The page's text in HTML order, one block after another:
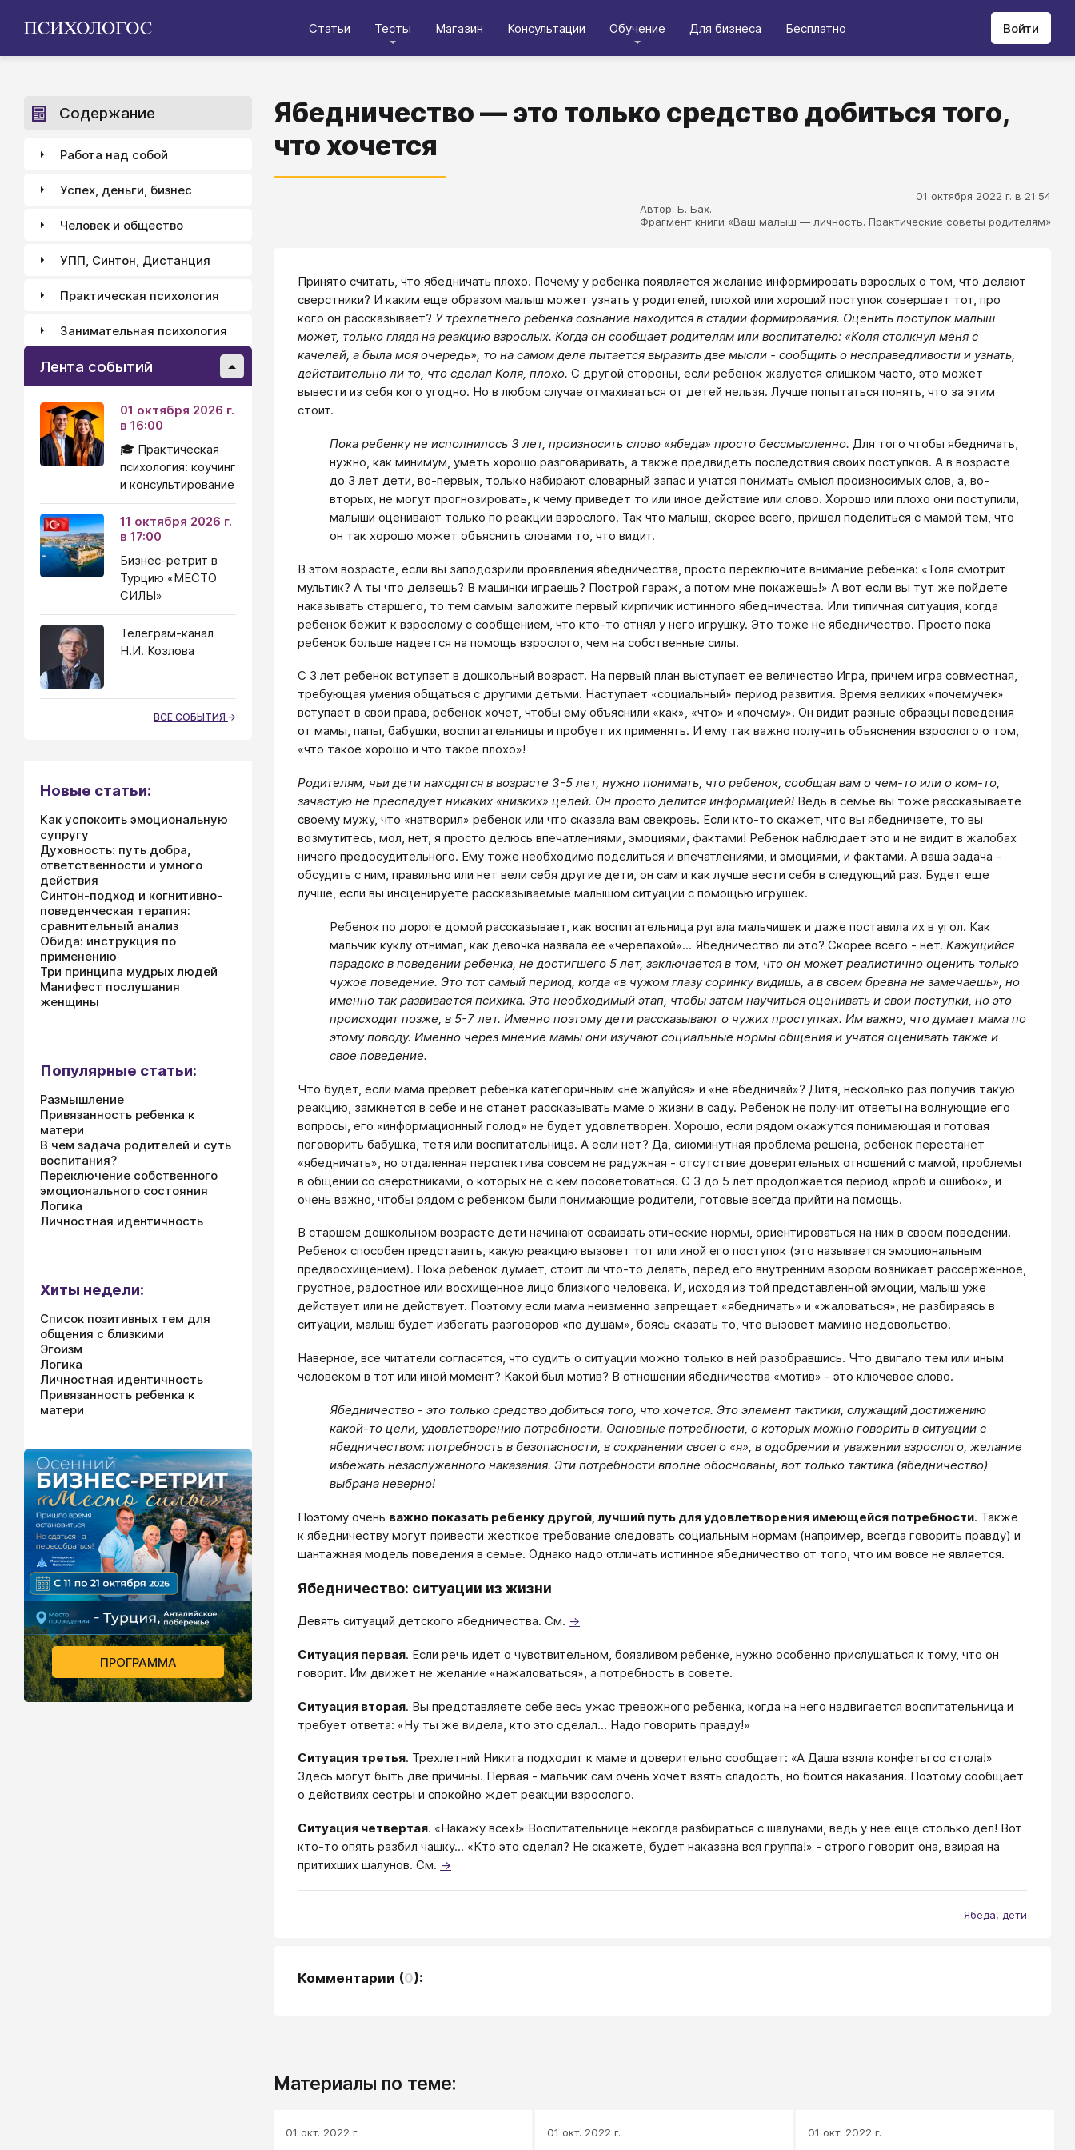
Статьи Тесты Магазин Консультации Обучение Для бизнеса Бесплатно Войти
Ябедничество — это только средство добиться того,
что хочется
01 октября 2022 г. в 21:54
Автор: Б. Бах.​​​​​
Фрагмент книги «Ваш малыш — личность. Практические советы родителям»
Принято считать, что ябедничать плохо. Почему у ребенка появляется желание информировать взрослых о том, что делают
сверстники? И каким еще образом малыш может узнать у родителей, плохой или хороший поступок совершает тот, про
кого он рассказывает? У трехлетнего ребенка сознание находится в стадии формирования. Оценить поступок малыш
может, только глядя на реакцию взрослых. Когда он сообщает родителям или воспитателю: «Коля столкнул меня с
качелей, а была моя очередь», то на самом деле пытается выразить две мысли - сообщить о несправедливости и узнать,
действительно ли то, что сделал Коля, плохо. С другой стороны, если ребенок жалуется слишком часто, это может
вывести из себя кого угодно. Но в любом случае отмахиваться от детей нельзя. Лучше попытаться понять, что за этим
стоит.
Пока ребенку не исполнилось 3 лет, произносить слово «ябеда» просто бессмысленно. Для того чтобы ябедничать,
нужно, как минимум, уметь хорошо разговаривать, а также предвидеть последствия своих поступков. А в возрасте
до 3 лет дети, во-первых, только набирают словарный запас и учатся понимать смысл произносимых слов, а, во-
вторых, не могут прогнозировать, к чему приведет то или иное действие или слово. Хорошо или плохо они поступили,
малыши оценивают только по реакции взрослого. Так что малыш, скорее всего, пришел поделиться с мамой тем, что
он так хорошо может объяснить словами то, что видит.
В этом возрасте, если вы заподозрили проявления ябедничества, просто переключите внимание ребенка: «Толя смотрит
мультик? А ты что делаешь? В машинки играешь? Построй гараж, а потом мне покажешь!» А вот если вы тут же пойдете
наказывать старшего, то тем самым заложите первый кирпичик истинного ябедничества. Или типичная ситуация, когда
ребенок бежит к взрослому с сообщением, что кто-то отнял у него игрушку. Это тоже не ябедничество. Просто пока
ребенок больше надеется на помощь взрослого, чем на собственные силы.
С 3 лет ребенок вступает в дошкольный возраст. На первый план выступает ее величество Игра, причем игра совместная,
требующая умения общаться с другими детьми. Наступает «социальный» период развития. Время великих «почемучек»
вступает в свои права, ребенок хочет, чтобы ему объяснили «как», «что» и «почему». Он видит разные образцы поведения
от мамы, папы, бабушки, воспитательницы и пробует их применять. И ему так важно получить объяснения взрослого о том,
«что такое хорошо и что такое плохо»!
Родителям, чьи дети находятся в возрасте 3-5 лет, нужно понимать, что ребенок, сообщая вам о чем-то или о ком-то,
зачастую не преследует никаких «низких» целей. Он просто делится информацией! Ведь в семье вы тоже рассказываете
своему мужу, что «натворил» ребенок или что сказала вам свекровь. Если кто-то скажет, что вы ябедничаете, то вы
возмутитесь, мол, нет, я просто делюсь впечатлениями, эмоциями, фактами! Ребенок наблюдает это и не видит в жалобах
ничего предосудительного. Ему тоже необходимо поделиться и впечатлениями, и эмоциями, и фактами. А ваша задача -
обсудить с ним, правильно или нет вели себя другие дети, он сам и как лучше вести себя в следующий раз. Будет еще
лучше, если вы инсценируете рассказываемые малышом ситуации с помощью игрушек.
Ребенок по дороге домой рассказывает, как воспитательница ругала мальчишек и даже поставила их в угол. Как
мальчик куклу отнимал, как девочка назвала ее «черепахой»... Ябедничество ли это? Скорее всего - нет. Кажущийся
парадокс в поведении ребенка, не достигшего 5 лет, заключается в том, что он может реалистично оценить только
чужое поведение. Это тот самый период, когда «в чужом глазу соринку видишь, а в своем бревна не замечаешь», но
именно так развивается психика. Это необходимый этап, чтобы затем научиться оценивать и свои поступки, но это
происходит позже, в 5-7 лет. Именно поэтому дети рассказывают о чужих проступках. Им важно, что думает мама по
этому поводу. Именно через мнение мамы они изучают социальные нормы общения и учатся оценивать также и
свое поведение.
Что будет, если мама прервет ребенка категоричным «не жалуйся» и «не ябедничай»? Дитя, несколько раз получив такую
реакцию, замкнется в себе и не станет рассказывать маме о жизни в саду. Ребенок не получит ответы на волнующие его
вопросы, его «информационный голод» не будет удовлетворен. Хорошо, если рядом окажутся понимающая и готовая
поговорить бабушка, тетя или воспитательница. А если нет? Да, сиюминутная проблема решена, ребенок перестанет
«ябедничать», но отдаленная перспектива совсем не радужная - отсутствие доверительных отношений с мамой, проблемы
в общении со сверстниками, о которых не с кем посоветоваться. С 3 до 5 лет продолжается период «проб и ошибок», и
очень важно, чтобы рядом с ребенком были понимающие родители, готовые всегда прийти на помощь.
В старшем дошкольном возрасте дети начинают осваивать этические нормы, ориентироваться на них в своем поведении.
Ребенок способен представить, какую реакцию вызовет тот или иной его поступок (это называется эмоциональным
предвосхищением). Пока ребенок думает, стоит ли что-то делать, перед его внутренним взором возникает рассерженное,
грустное, радостное или восхищенное лицо близкого человека. И, исходя из той представленной эмоции, малыш уже
действует или не действует. Поэтому если мама неизменно запрещает «ябедничать» и «жаловаться», не разбираясь в
ситуации, малыш будет избегать разговоров «по душам», боясь сказать то, что вызовет мамино недовольство.
Наверное, все читатели согласятся, что судить о ситуации можно только в ней разобравшись. Что двигало тем или иным
человеком в тот или иной момент? Какой был мотив? В отношении ябедничества «мотив» - это ключевое слово.
Ябедничество - это только средство добиться того, что хочется. Это элемент тактики, служащий достижению
какой-то цели, удовлетворению потребности. Основные потребности, о которых можно говорить в ситуации с
ябедничеством: потребность в безопасности, в сохранении своего «я», в одобрении и уважении взрослого, желание
избежать незаслуженного наказания. Эти потребности вполне обоснованы, вот только тактика (ябедничество)
выбрана неверно!
Поэтому очень важно показать ребенку другой, лучший путь для удовлетворения имеющейся потребности. Также
к ябедничеству могут привести жесткое требование следовать социальным нормам (например, всегда говорить правду) и
шантажная модель поведения в семье. Однако надо отличать истинное ябедничество от того, что им вовсе не является.
Ябедничество: ситуации из жизни
Девять ситуаций детского ябедничества. См. →
Ситуация первая. Если речь идет о чувствительном, боязливом ребенке, нужно особенно прислушаться к тому, что он
говорит. Им движет не желание «нажаловаться», а потребность в совете.
Ситуация вторая. Вы представляете себе весь ужас тревожного ребенка, когда на него надвигается воспитательница и
требует ответа: «Ну ты же видела, кто это сделал... Надо говорить правду!»
Ситуация третья. Трехлетний Никита подходит к маме и доверительно сообщает: «А Даша взяла конфеты со стола!»
Здесь могут быть две причины. Первая - мальчик сам очень хочет взять сладость, но боится наказания. Поэтому сообщает
о действиях сестры и спокойно ждет реакции взрослого.
Ситуация четвертая. «Накажу всех!» Воспитательнице некогда разбираться с шалунами, ведь у нее еще столько дел! Вот
кто-то опять разбил чашку... «Кто это сделал? Не скажете, будет наказана вся группа!» - строго говорит она, взирая на
притихших шалунов. См. →
Ябеда, дети
Комментарии (0):
Материалы по теме:
01 окт. 2022 г. 01 окт. 2022 г. 01 окт. 2022 г.
Содержание
Работа над собой
Успех, деньги, бизнес
Человек и общество
УПП, Синтон, Дистанция
Практическая психология
Занимательная психология
Лента событий
01 октября 2026 г.
в 16:00
🎓 Практическая
психология: коучинг
и консультирование
11 октября 2026 г.
в 17:00
Бизнес-ретрит в
Турцию «МЕСТО
СИЛЫ»
Телеграм-канал
Н.И. Козлова
ВСЕ СОБЫТИЯ
Новые статьи:
Как успокоить эмоциональную
супругу
Духовность: путь добра,
ответственности и умного
действия
Синтон-подход и когнитивно-
поведенческая терапия:
сравнительный анализ
Обида: инструкция по
применению
Три принципа мудрых людей
Манифест послушания
женщины
Популярные статьи:
Размышление
Привязанность ребенка к
матери
В чем задача родителей и суть
воспитания?
Переключение собственного
эмоционального состояния
Логика
Личностная идентичность
Хиты недели:
Список позитивных тем для
общения с близкими
Эгоизм
Логика
Личностная идентичность
Привязанность ребенка к
матери
ПРОГРАММА